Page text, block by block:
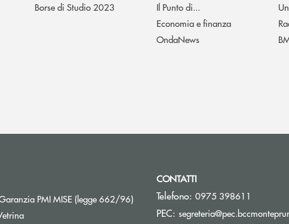
Borse di Studio 2023
Il Punto di...
Economia e finanza
OndaNews
PMI MISE (legge 662/96)Apre una nuova finestra
CONTATTI
Telefono: 0975 398611
PEC: